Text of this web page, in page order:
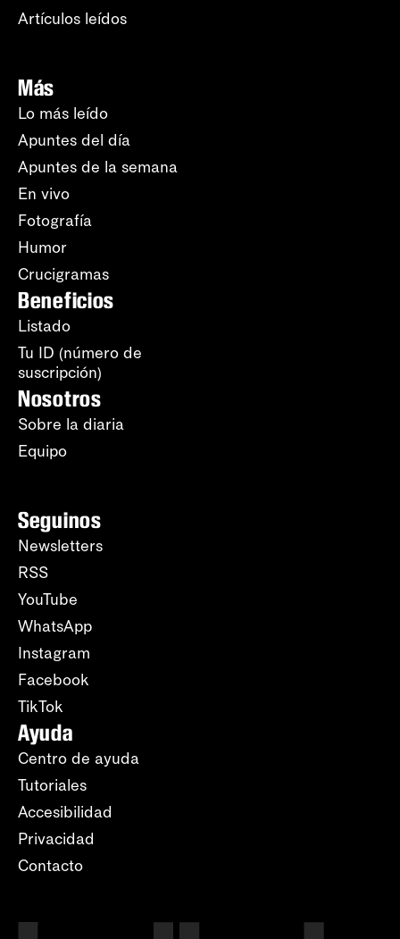
Artículos leídos
Más
Lo más leído
Apuntes del día
Apuntes de la semana
En vivo
Fotografía
Humor
Crucigramas
Beneficios
Listado
Tu ID (número de
suscripción)
Nosotros
Sobre la diaria
Equipo
Seguinos
Newsletters
RSS
YouTube
WhatsApp
Instagram
Facebook
TikTok
Ayuda
Centro de ayuda
Tutoriales
Accesibilidad
Privacidad
Contacto